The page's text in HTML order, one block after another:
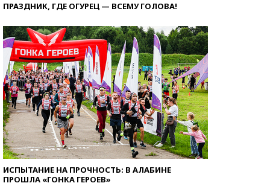
ПРАЗДНИК, ГДЕ ОГУРЕЦ — ВСЕМУ ГОЛОВА!
ИСПЫТАНИЕ НА ПРОЧНОСТЬ: В АЛАБИНЕ
ПРОШЛА «ГОНКА ГЕРОЕВ»